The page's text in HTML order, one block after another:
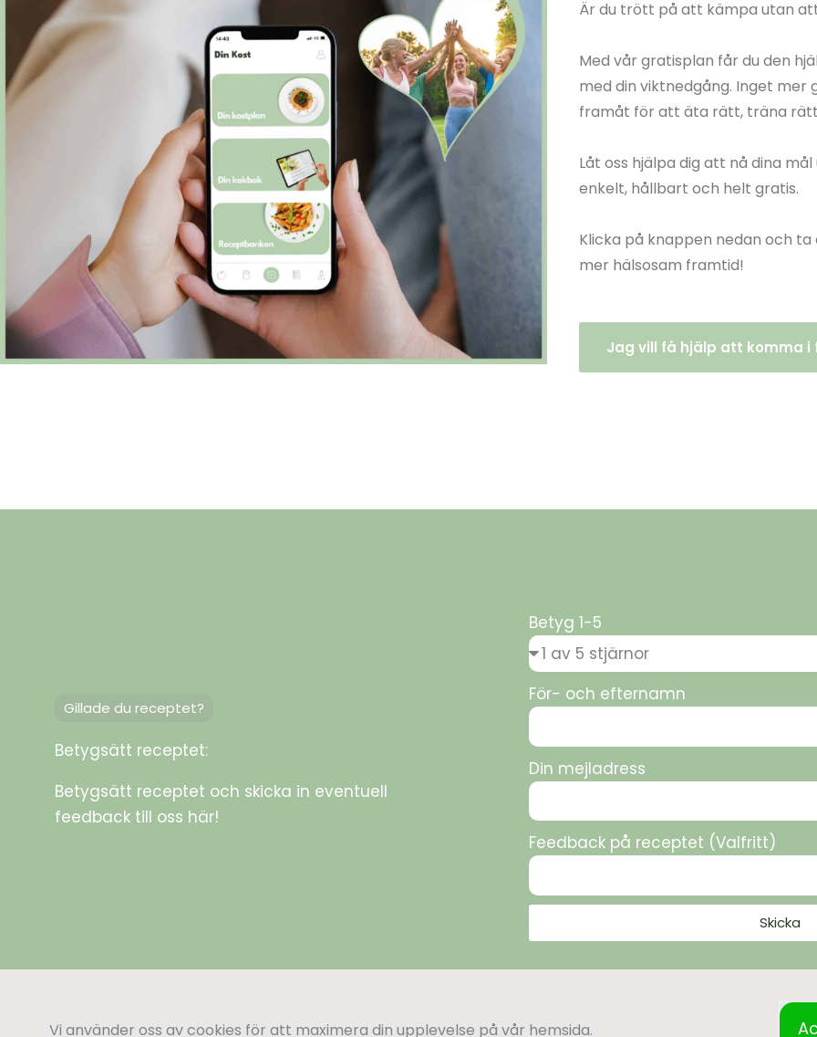
Är du trött på att kämpa utan
Med vår gratisplan får du den
med din viktnedgång. Inget mer
framåt för att äta rätt, träna
Låt oss hjälpa dig att nå dina
enkelt, hållbart och helt gratis.
Klicka på knappen nedan och
mer hälsosam framtid!
Jag vill få hjälp att komma i
Gillade du receptet?
Betygsätt receptet:
Betygsätt receptet och skicka in eventuell
feedback till oss här!
Betyg 1-5
För- och efternamn
Din mejladress
Feedback på receptet (Valfritt)
Skicka
Vi använder oss av cookies för att maximera din upplevelse på vår hemsida.